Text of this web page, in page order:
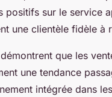
positifs sur le service
une clientèle fidèle à
que les
une tendance
intégrée dans